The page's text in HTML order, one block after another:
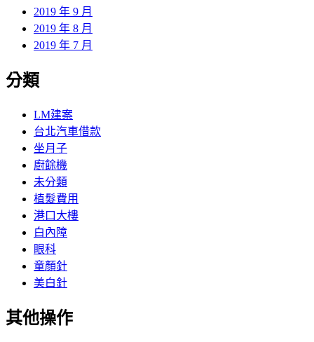
2019 年 9 月
2019 年 8 月
2019 年 7 月
分類
LM建案
台北汽車借款
坐月子
廚餘機
未分類
植髮費用
港口大樓
白內障
眼科
童顏針
美白針
其他操作